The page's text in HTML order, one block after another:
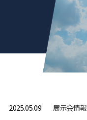
2025.05.09 展⽰会情報